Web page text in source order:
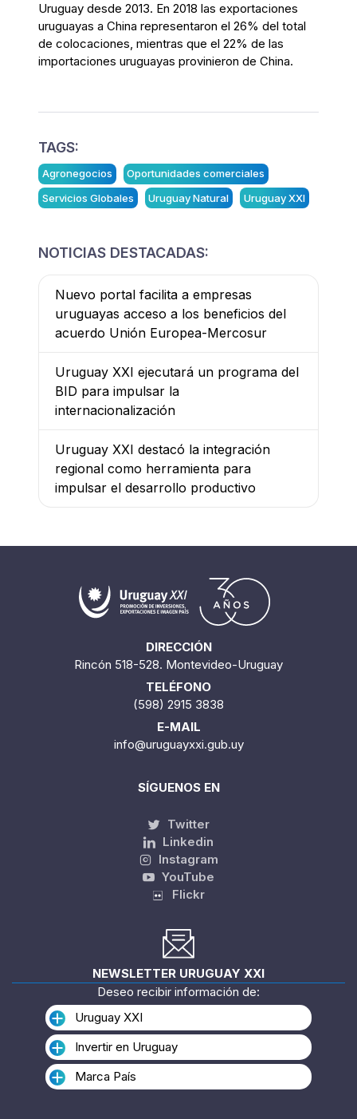
Uruguay desde 2013. En 2018 las exportaciones
uruguayas a China representaron el 26% del total
de colocaciones, mientras que el 22% de las
importaciones uruguayas provinieron de China.
TAGS:
Agronegocios
Oportunidades comerciales
Servicios Globales
Uruguay Natural Uruguay XXI
NOTICIAS DESTACADAS:
Nuevo portal facilita a empresas
uruguayas acceso a los beneficios del
acuerdo Unión Europea-Mercosur
Uruguay XXI ejecutará un programa del
BID para impulsar la
internacionalización
Uruguay XXI destacó la integración
regional como herramienta para
impulsar el desarrollo productivo
DIRECCIÓN
Rincón 518-528. Montevideo-Uruguay
TELÉFONO
(598) 2915 3838
E-MAIL
info@uruguayxxi.gub.uy
SÍGUENOS EN
Twitter
Linkedin
Instagram
YouTube
Flickr
NEWSLETTER URUGUAY XXI
Deseo recibir información de:
Uruguay XXI
Invertir en Uruguay
Marca País